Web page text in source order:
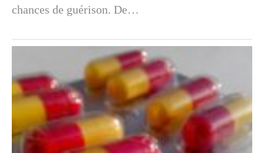
chances de guérison. De…